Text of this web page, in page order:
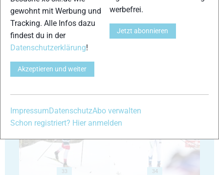
30
33 34
gewohnt mit Werbung und
Tracking. Alle Infos dazu
findest du in der
Datenschutzerklärung!
Akzeptieren und weiter
werbefrei.
Jetzt abonnieren
ImpressumDatenschutzAbo verwalten
Schon registriert? Hier anmelden